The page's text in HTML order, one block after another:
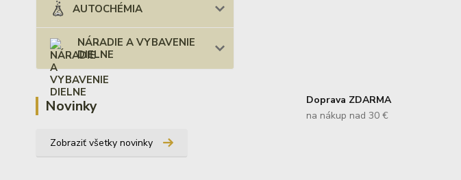
AUTOCHÉMIA
NÁRADIE A VYBAVENIE
DIELNE
Novinky
Zobraziť všetky novinky
Doprava ZDARMA
na nákup nad 30 €